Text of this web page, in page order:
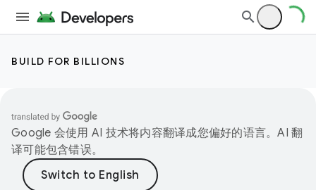
BUILD FOR BILLIONS
Google 会使用 AI 技术将内容翻译成您偏好的语言。AI 翻
译可能包含错误。